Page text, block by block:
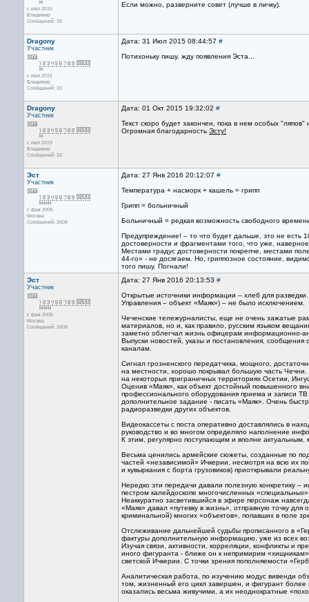
с июл 2015
Владимир
Сообщений: 33
Если можно, разверните совет (лучше в личку).
Dragony
Участник
с июл 2015
Владимир
Сообщений: 33
Дата: 31 Июл 2015 08:44:57 #
Потихоньку пишу, жду появления Эста...
Dragony
Участник
с июл 2015
Владимир
Сообщений: 33
Дата: 01 Окт 2015 19:32:02 #
Текст скоро будет закончен, пока в нем особых
Огромная благодарность Эсту!
Эст
Участник
с фев 2005
Москва
Сообщений: 2608
Дата: 27 Янв 2016 20:12:07 #
Температура + насморк + кашель = грипп
Грипп = больничный
Больничный = редкая возможность свободного
Предупреждение! – то что будет дальше, это не есть
достоверности и фрагментами того, что уже,
Местами градус достоверности покрепче, местами
44-го» - не досягаем. Но, гриппозное состояние,
того пишу. Погнали!
Эст
Участник
с фев 2005
Москва
Сообщений: 2608
Дата: 27 Янв 2016 20:13:53 #
Открытые источники информации – хлеб для
Управления – объект «Маяк») – не было исключением.
Чеченские тележурналисты, еще не очень зажатые
материалов, но и, как правило, русским языком
заметно облегчал жизнь офицерам информационно-
Выпуски новостей, указы и постановления, сообщения
каналам.
Сигнал грозненского передатчика, мощного,
на местности, хорошо покрывал большую часть
на некоторых приграничных территориях Осетии,
Оценив «Маяк», как объект достойный повышенного
профессионального оборудования приема и записи ТВ
дополнительное задание - писать «Маяк». Очень
радиоразведки других объектов.
Видеокассеты с поста оперативно доставлялись в
руководство и во многом определяло наполнение
К этим, регулярно поступающим и вполне
Весьма ценились армейские сюжеты, созданные по
частей «независимой» Ичкерии, несмотря на всю их
и кувыркания с борта грузовиков) приоткрывали
Нередко эти передачи давали полезную конкретику
пестром калейдоскопе многочисленных
Неаккуратно засветившийся в эфире персонаж
«Маяк» давал «путевку в жизнь», отправную точку
криминальной) многих «объектов», попавших в поле
Отслеживание дальнейшей судьбы прописанного в
фактуры дополнительную информацию, уже из всех
Изучая связи, активности, корреляции, конфликты и
иного фигуранта - ближе он к непримирим
светской Ичкерии. С точки зрения пополняемости
Аналитическая работа, по изучению модус вивенди
том, жизненный его цикл завершен, и фигурант более
оказались весьма живучими, а их неоднократные